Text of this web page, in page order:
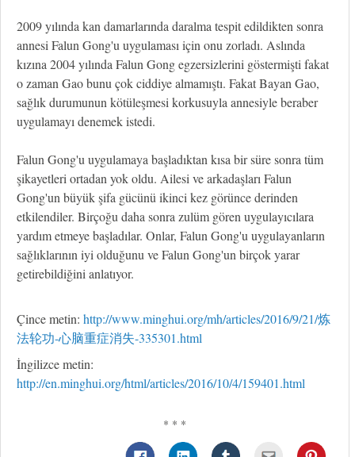
2009 yılında kan damarlarında daralma tespit edildikten sonra
annesi Falun Gong'u uygulaması için onu zorladı. Aslında
kızına 2004 yılında Falun Gong egzersizlerini göstermişti fakat
o zaman Gao bunu çok ciddiye almamıştı. Fakat Bayan Gao,
sağlık durumunun kötüleşmesi korkusuyla annesiyle beraber
uygulamayı denemek istedi.
Falun Gong'u uygulamaya başladıktan kısa bir süre sonra tüm
şikayetleri ortadan yok oldu. Ailesi ve arkadaşları Falun
Gong'un büyük şifa gücünü ikinci kez görünce derinden
etkilendiler. Birçoğu daha sonra zulüm gören uygulayıcılara
yardım etmeye başladılar. Onlar, Falun Gong'u uygulayanların
sağlıklarının iyi olduğunu ve Falun Gong'un birçok yarar
getirebildiğini anlatıyor.
Çince metin: http://www.minghui.org/mh/articles/2016/9/21/炼
法轮功-心脑重症消失-335301.html
İngilizce metin:
http://en.minghui.org/html/articles/2016/10/4/159401.html
* * *